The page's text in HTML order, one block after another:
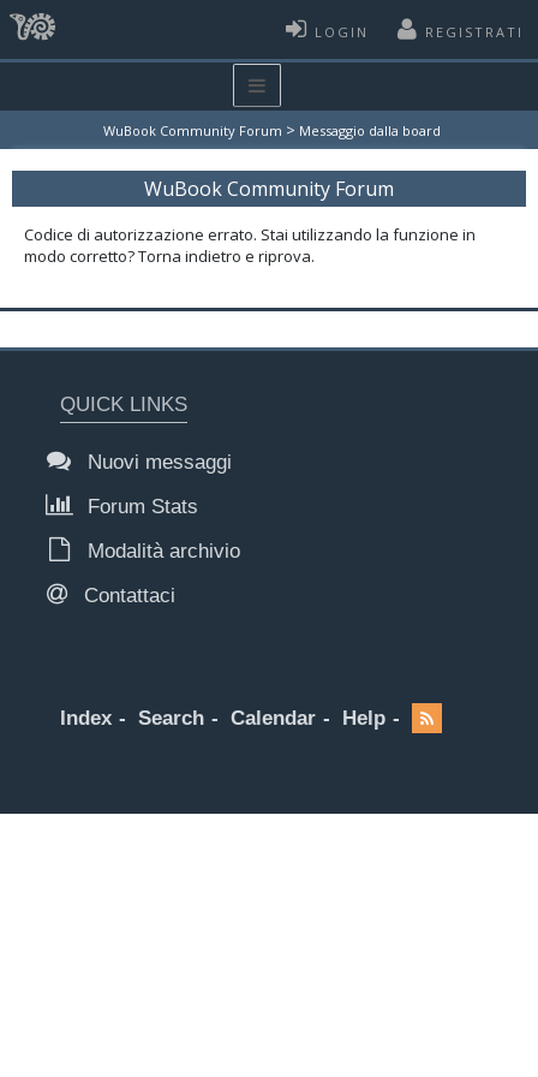
LOGIN REGISTRATI
WuBook Community Forum > Messaggio dalla board
WuBook Community Forum
Codice di autorizzazione errato. Stai utilizzando la funzione in
modo corretto? Torna indietro e riprova.
QUICK LINKS
Nuovi messaggi
Forum Stats
Modalità archivio
Contattaci
Index Search Calendar Help